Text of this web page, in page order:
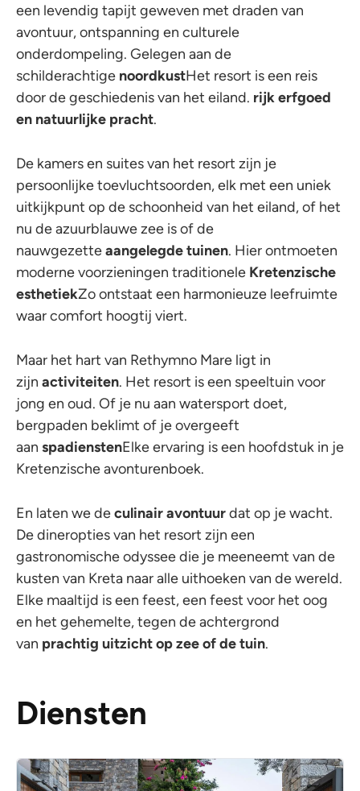
een levendig tapijt geweven met draden van
avontuur, ontspanning en culturele
onderdompeling. Gelegen aan de
schilderachtige noordkustHet resort is een reis
door de geschiedenis van het eiland. rijk erfgoed
en natuurlijke pracht.
De kamers en suites van het resort zijn je
persoonlijke toevluchtsoorden, elk met een uniek
uitkijkpunt op de schoonheid van het eiland, of het
nu de azuurblauwe zee is of de
nauwgezetteaangelegde tuinen. Hier ontmoeten
moderne voorzieningen traditionele Kretenzische
esthetiekZo ontstaat een harmonieuze leefruimte
waar comfort hoogtij viert.
Maar het hart van Rethymno Mare ligt in
zijn activiteiten. Het resort is een speeltuin voor
jong en oud. Of je nu aan watersport doet,
bergpaden beklimt of je overgeeft
aan spadienstenElke ervaring is een hoofdstuk in je
Kretenzische avonturenboek.
En laten we deculinair avontuurdat op je wacht.
De dineropties van het resort zijn een
gastronomische odyssee die je meeneemt van de
kusten van Kreta naar alle uithoeken van de wereld.
Elke maaltijd is een feest, een feest voor het oog
en het gehemelte, tegen de achtergrond
van prachtig uitzicht op zee of de tuin.
Diensten